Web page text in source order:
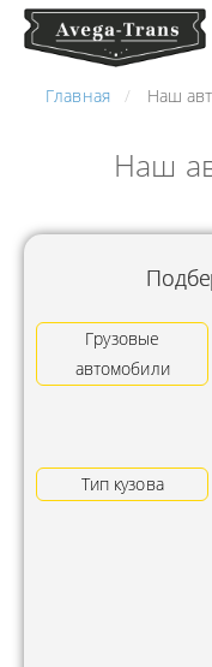
Главная Наш
Наш
Грузовые
автомобили
Тип кузова